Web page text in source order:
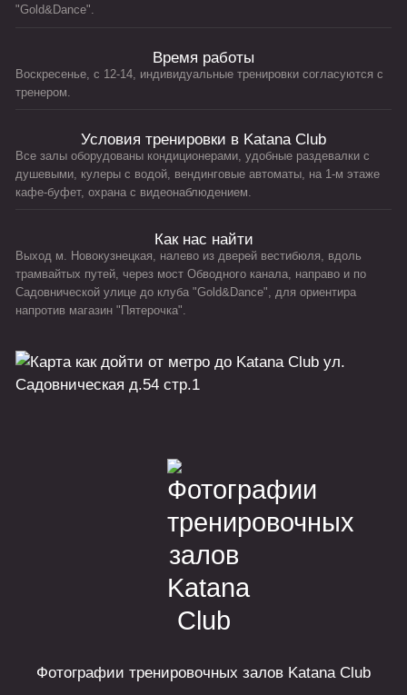
"Gold&Dance".
Время работы
Воскресенье, с 12-14, индивидуальные тренировки согласуются с
тренером.
Условия тренировки в Katana Club
Все залы оборудованы кондиционерами, удобные раздевалки с
душевыми, кулеры с водой, вендинговые автоматы, на 1-м этаже
кафе-буфет, охрана с видеонаблюдением.
Как нас найти
Выход м. Новокузнецкая, налево из дверей вестибюля, вдоль
трамвайтых путей, через мост Обводного канала, направо и по
Садовнической улице до клуба "Gold&Dance", для ориентира
напротив магазин "Пятерочка".
Фотографии тренировочных залов Katana Club